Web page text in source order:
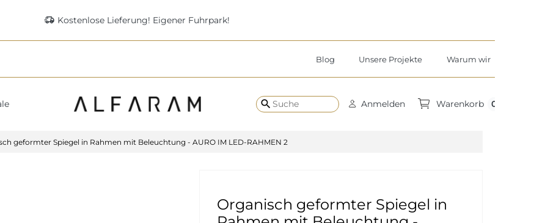
delivery_truck_speed Kostenlose Lieferung! Eigener Fuhrpark!
Blog Unsere Projekte Warum wir
search Anmelden Warenkorb 0
geformter Spiegel in Rahmen mit Beleuchtung - AURO IM LED-RAHMEN 2
Organisch geformter Spiegel in